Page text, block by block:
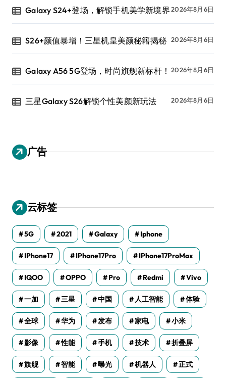
Galaxy S24+登场，解锁手机美学新境界2026年8月6日
S26+颜值暴增！三星机皇美颜秘籍揭秘 2026年8月6日
Galaxy A56 5G登场，时尚旗舰新标杆！ 2026年8月6日
三星Galaxy S26解锁个性美颜新玩法 2026年8月6日
广告
云标签
5G 2021 Galaxy Iphone
IPhone17 IPhone17Pro IPhone17ProMax
IQOO OPPO Pro Redmi Vivo
一加 三星 中国 人工智能 体验
全球 华为 发布 家电 小米
影像 性能 手机 技术 折叠屏
旗舰 智能 曝光 机器人 正式